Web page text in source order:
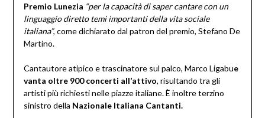
Premio Lunezia “per la capacità di saper cantare con un
linguaggio diretto temi importanti della vita sociale
italiana”, come dichiarato dal patron del premio, Stefano De
Martino.
Cantautore atipico e trascinatore sul palco, Marco Ligabue
vanta oltre 900 concerti all’attivo, risultando tra gli
artisti più richiesti nelle piazze italiane. È inoltre terzino
sinistro della Nazionale Italiana Cantanti.